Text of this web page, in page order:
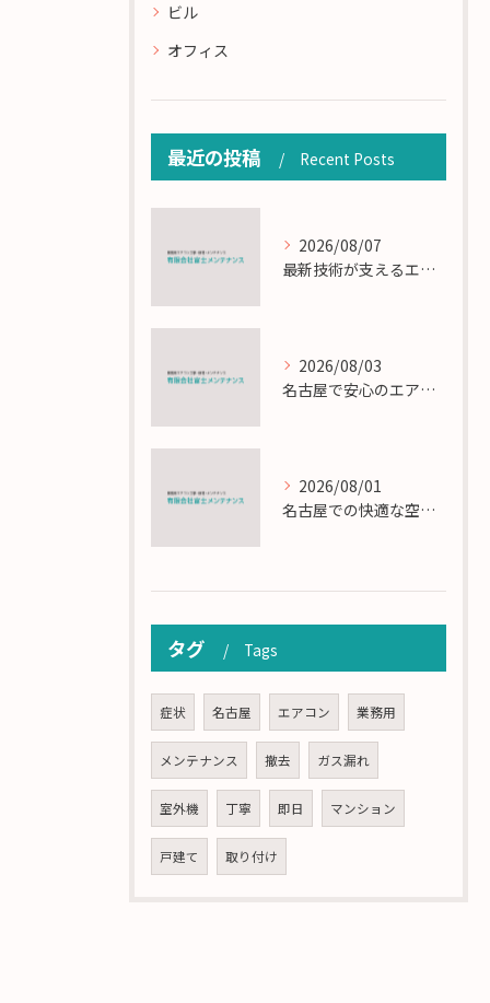
ビル
オフィス
最近の投稿 Recent Posts
2026/08/07
最新技術が支えるエアコン工事の匠の技術解説
2026/08/03
名古屋で安心のエアコン工事と定期メンテナンスの重要性
2026/08/01
名古屋での快適な空調を実現するエアコンサービスの技術
タグ Tags
症状 名古屋 エアコン 業務用
メンテナンス 撤去 ガス漏れ
室外機 丁寧 即日 マンション
戸建て 取り付け